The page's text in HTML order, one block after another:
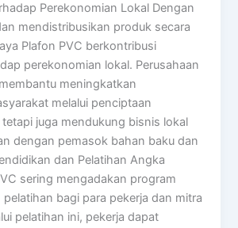
Perekonomian Lokal Dengan
mendistribusikan produk secara
Plafon PVC berkontribusi
perekonomian lokal. Perusahaan
meningkatkan
melalui penciptaan
juga mendukung bisnis lokal
dengan pemasok bahan baku dan
dan Pelatihan Angka
sering mengadakan program
bagi para pekerja dan mitra
pelatihan ini, pekerja dapat